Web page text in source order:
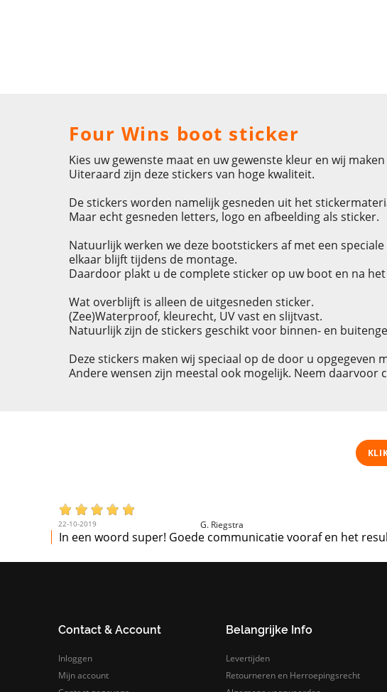
Four Wins boot sticker
Kies uw gewenste maat en uw gewenste kleur en wij
Uiteraard zijn deze stickers van hoge kwaliteit.
De stickers worden namelijk gesneden uit het
Maar echt gesneden letters, logo en afbeelding als sticker.
Natuurlijk werken we deze bootstickers af met een
elkaar blijft tijdens de montage.
Daardoor plakt u de complete sticker op uw boot en na
Wat overblijft is alleen de uitgesneden sticker.
(Zee)Waterproof, kleurecht, UV vast en slijtvast.
Natuurlijk zijn de stickers geschikt voor binnen- en
Deze stickers maken wij speciaal op de door u opgegeven
Andere wensen zijn meestal ook mogelijk. Neem daarvoor
22-10-2019 G. Riegstra
In een woord super! Goede communicatie vooraf en het
Contact & Account
Inloggen
Mijn account
Belangrijke Info
Levertijden
Retourneren en Herroepingsrecht